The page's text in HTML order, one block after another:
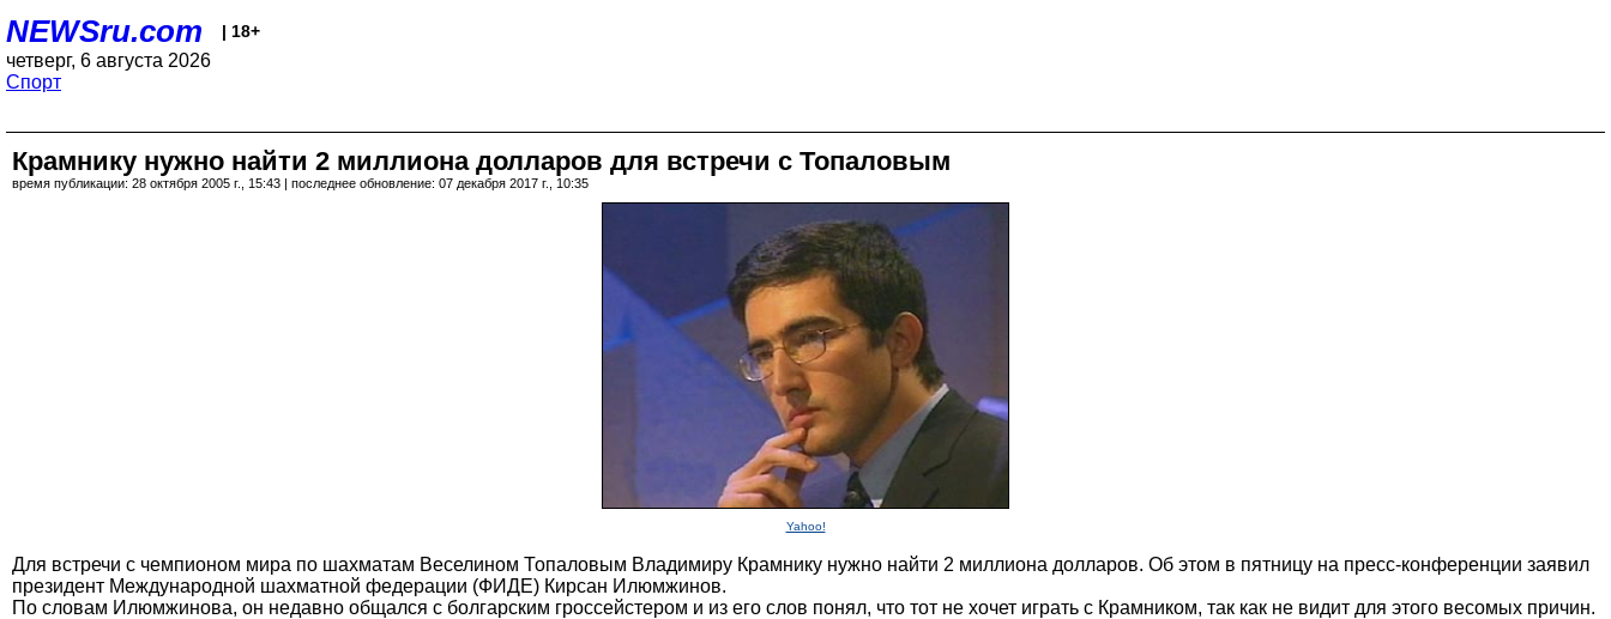
NEWSru.com | 18+
четверг, 6 августа 2026
Спорт
Крамнику нужно найти 2 миллиона долларов для встречи с Топаловым
время публикации: 28 октября 2005 г., 15:43 | последнее обновление: 07 декабря 2017 г., 10:35
Yahoo!
Для встречи с чемпионом мира по шахматам Веселином Топаловым Владимиру Крамнику нужно найти 2 миллиона долларов. Об этом в пятницу на пресс-конференции заявил
президент Международной шахматной федерации (ФИДЕ) Кирсан Илюмжинов.
По словам Илюмжинова, он недавно общался с болгарским гроссейстером и из его слов понял, что тот не хочет играть с Крамником, так как не видит для этого весомых причин.